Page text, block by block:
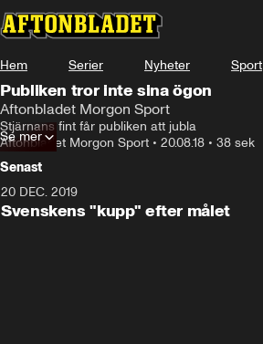
Hem Serier Nyheter Sport
Publiken tror inte sina ögon
Aftonbladet Morgon Sport
Stjärnans fint får publiken att jubla
Aftonbladet Morgon Sport • 20.08.18 • 38 sek
Se mer
Senast
20 DEC. 2019
Svenskens "kupp" efter målet